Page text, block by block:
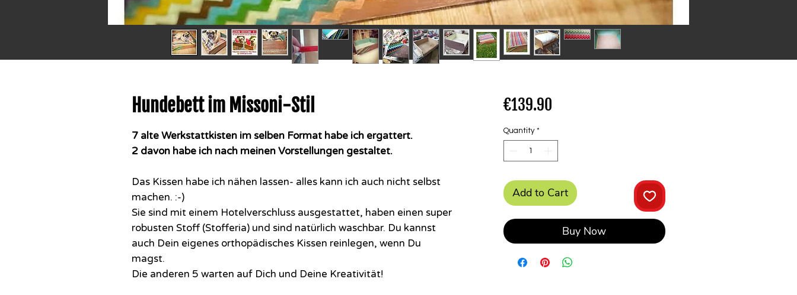
Hundebett im Missoni-Stil
7 alte Werkstattkisten im selben Format habe ich ergattert.
2 davon habe ich nach meinen Vorstellungen gestaltet.
Das Kissen habe ich nähen lassen- alles kann ich auch nicht selbst
machen. :-)
Sie sind mit einem Hotelverschluss ausgestattet, haben einen super
robusten Stoff (Stofferia) und sind natürlich waschbar. Du kannst
auch Dein eigenes orthopädisches Kissen reinlegen, wenn Du
magst.
Die anderen 5 warten auf Dich und Deine Kreativität!
€139.90Price
Quantity *
Add to Cart
Buy Now